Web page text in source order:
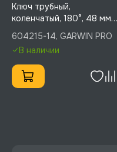
Ключ трубный,
коленчатый, 180°, 48 мм,
GARWIN PRO, 604215-14
604215-14, GARWIN PRO
В наличии